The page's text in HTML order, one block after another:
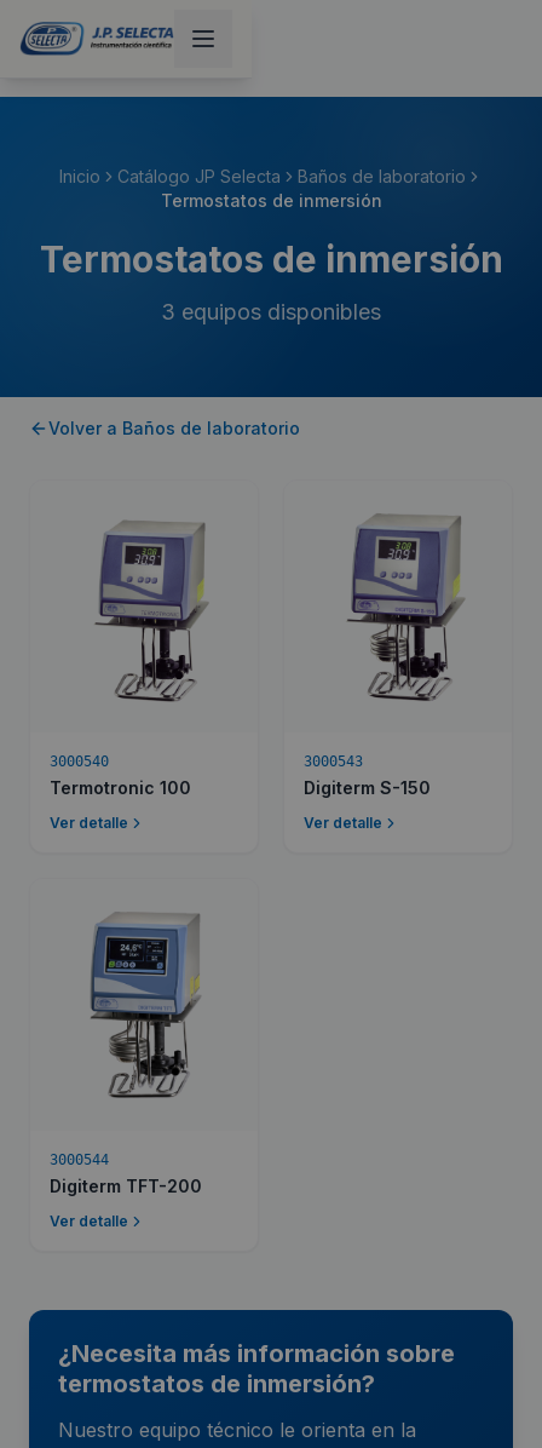
Inicio Catálogo JP Selecta
Baños de laboratorio
Termostatos de inmersión
Termostatos de inmersión
3 equipos disponibles
Volver a Baños de laboratorio
3000540
Termotronic 100
Ver detalle
3000543
Digiterm S-150
Ver detalle
3000544
Digiterm TFT-200
Ver detalle
¿Necesita más información sobre
termostatos de inmersión?
Nuestro equipo técnico le orienta en la